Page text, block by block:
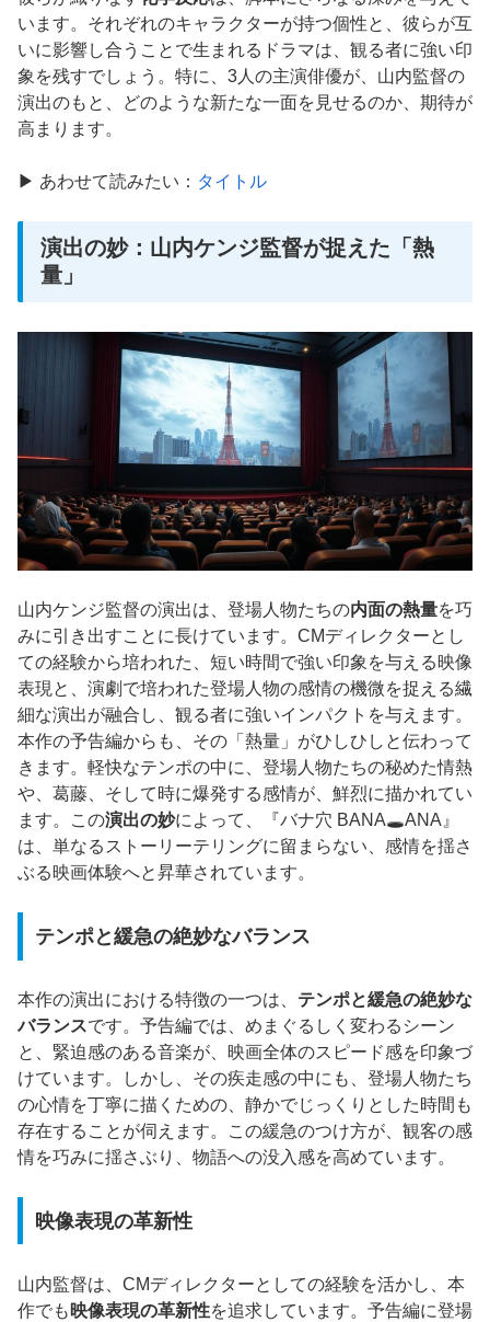
います。それぞれのキャラクターが持つ個性と、彼らが互
いに影響し合うことで生まれるドラマは、観る者に強い印
象を残すでしょう。特に、3人の主演俳優が、山内監督の
演出のもと、どのような新たな一面を見せるのか、期待が
高まります。
▶ あわせて読みたい： タイトル
演出の妙：山内ケンジ監督が捉えた「熱
量」
山内ケンジ監督の演出は、登場人物たちの内面の熱量を巧
みに引き出すことに長けています。CMディレクターとし
ての経験から培われた、短い時間で強い印象を与える映像
表現と、演劇で培われた登場人物の感情の機微を捉える繊
細な演出が融合し、観る者に強いインパクトを与えます。
本作の予告編からも、その「熱量」がひしひしと伝わって
きます。軽快なテンポの中に、登場人物たちの秘めた情熱
や、葛藤、そして時に爆発する感情が、鮮烈に描かれてい
ます。この演出の妙によって、『バナ穴 BANA🕳️ANA』
は、単なるストーリーテリングに留まらない、感情を揺さ
ぶる映画体験へと昇華されています。
テンポと緩急の絶妙なバランス
本作の演出における特徴の一つは、 テンポと緩急の絶妙な
バランスです。予告編では、めまぐるしく変わるシーン
と、緊迫感のある音楽が、映画全体のスピード感を印象づ
けています。しかし、その疾走感の中にも、登場人物たち
の心情を丁寧に描くための、静かでじっくりとした時間も
存在することが伺えます。この緩急のつけ方が、観客の感
情を巧みに揺さぶり、物語への没入感を高めています。
映像表現の革新性
山内監督は、CMディレクターとしての経験を活かし、本
作でも 映像表現の革新性を追求しています。予告編に登場